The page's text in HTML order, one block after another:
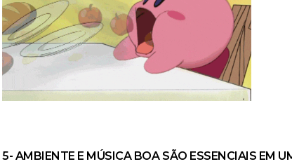
5- AMBIENTE E MÚSICA BOA SÃO ESSENCIAIS EM